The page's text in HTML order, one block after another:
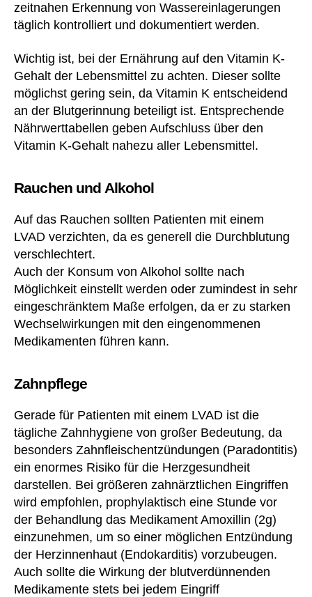
zeitnahen Erkennung von Wassereinlagerungen
täglich kontrolliert und dokumentiert werden.
Wichtig ist, bei der Ernährung auf den Vitamin K-
Gehalt der Lebensmittel zu achten. Dieser sollte
möglichst gering sein, da Vitamin K entscheidend
an der Blutgerinnung beteiligt ist. Entsprechende
Nährwerttabellen geben Aufschluss über den
Vitamin K-Gehalt nahezu aller Lebensmittel.
Rauchen und Alkohol
Auf das Rauchen sollten Patienten mit einem
LVAD verzichten, da es generell die Durchblutung
verschlechtert.
Auch der Konsum von Alkohol sollte nach
Möglichkeit einstellt werden oder zumindest in sehr
eingeschränktem Maße erfolgen, da er zu starken
Wechselwirkungen mit den eingenommenen
Medikamenten führen kann.
Zahnpflege
Gerade für Patienten mit einem LVAD ist die
tägliche Zahnhygiene von großer Bedeutung, da
besonders Zahnfleischentzündungen (Paradontitis)
ein enormes Risiko für die Herzgesundheit
darstellen. Bei größeren zahnärztlichen Eingriffen
wird empfohlen, prophylaktisch eine Stunde vor
der Behandlung das Medikament Amoxillin (2g)
einzunehmen, um so einer möglichen Entzündung
der Herzinnenhaut (Endokarditis) vorzubeugen.
Auch sollte die Wirkung der blutverdünnenden
Medikamente stets bei jedem Eingriff
b
b
t,
c
e
n
o
c
m
ol
,
A
m
xi
lli
n,
A
g
u
c
h
S
c
h
w
b
e
hi
n